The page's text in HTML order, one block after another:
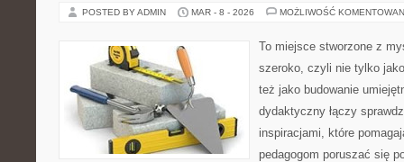
POSTED BY ADMIN MAR - 8 - 2026 MOŻLIWOŚĆ
To miejsce stworzone z
szeroko, czyli nie tylko
też jako budowanie
dydaktyczny łączy
inspiracjami, które
pedagogom poruszać się